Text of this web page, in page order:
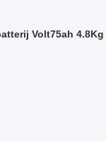
Volt75ah